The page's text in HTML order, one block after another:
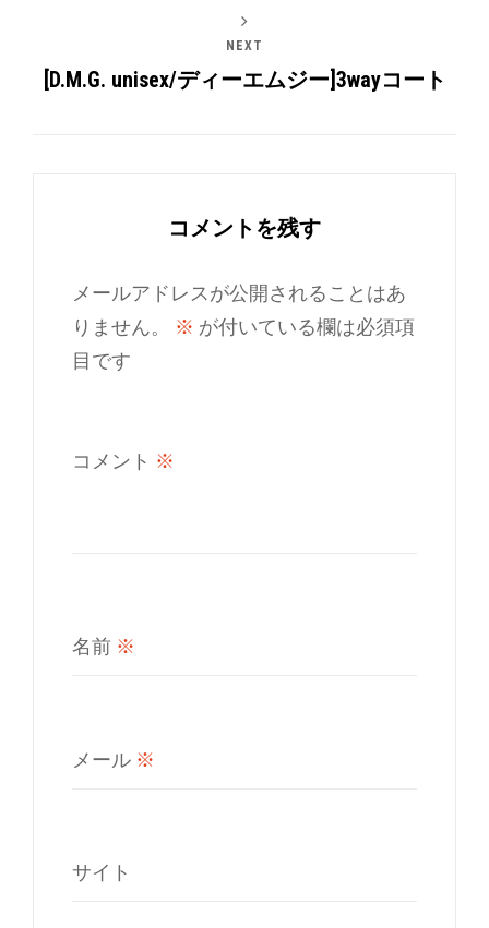
NEXT
[D.M.G. unisex/ディーエムジー]3wayコート
コメントを残す
メールアドレスが公開されることはあ
りません。
※ が付いている欄は必須項
目です
コメント ※
名前 ※
メール ※
サイト